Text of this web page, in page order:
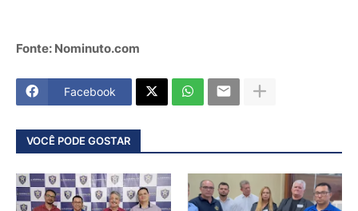
Fonte: Nominuto.com
Facebook
VOCÊ PODE GOSTAR